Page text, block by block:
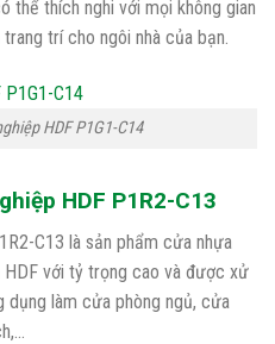
thể thích nghi với mọi không gian
trí cho ngôi nhà của bạn.
HDF P1G1-C14
HDF P1R2-C13
C13 là sản phẩm cửa nhựa
với tỷ trọng cao và được xử
làm cửa phòng ngủ, cửa